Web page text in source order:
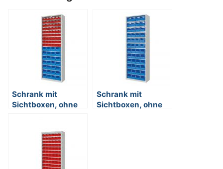
Schrank mit
Sichtboxen, ohne
mm, lichtgrau RAL
Schrank mit
Sichtboxen, ohne